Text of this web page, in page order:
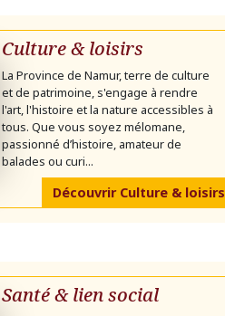
Culture & loisirs
La Province de Namur, terre de culture
et de patrimoine, s'engage à rendre
l'art, l'histoire et la nature accessibles à
tous. Que vous soyez mélomane,
passionné d’histoire, amateur de
balades ou curi...
Découvrir Culture & loisirs
Santé & lien social